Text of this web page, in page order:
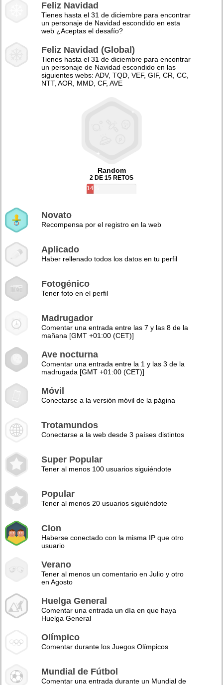
Feliz Navidad
Tienes hasta el 31 de diciembre para encontrar
un personaje de Navidad escondido en esta
web ¿Aceptas el desafío?
Feliz Navidad (Global)
Tienes hasta el 31 de diciembre para encontrar
un personaje de Navidad escondido en las
siguientes webs: ADV, TQD, VEF, GIF, CR, CC,
NTT, AOR, MMD, CF, AVE
Random
2 DE 15 RETOS
14%
Novato
Recompensa por el registro en la web
Aplicado
Haber rellenado todos los datos en tu perfil
Fotogénico
Tener foto en el perfil
Madrugador
Comentar una entrada entre las 7 y las 8 de la
mañana [GMT +01:00 (CET)]
Ave nocturna
Comentar una entrada entre la 1 y las 3 de la
madrugada [GMT +01:00 (CET)]
Móvil
Conectarse a la versión móvil de la página
Trotamundos
Conectarse a la web desde 3 países distintos
Super Popular
Tener al menos 100 usuarios siguiéndote
Popular
Tener al menos 20 usuarios siguiéndote
Clon
Haberse conectado con la misma IP que otro
usuario
Verano
Tener al menos un comentario en Julio y otro
en Agosto
Huelga General
Comentar una entrada un día en que haya
Huelga General
Olímpico
Comentar durante los Juegos Olímpicos
Mundial de Fútbol
Comentar una entrada durante un Mundial de